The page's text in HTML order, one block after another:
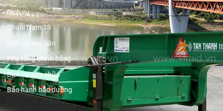
Dịch vụ
Chuỗi trạm 3S
Dịch vụ sau bán
Phụ tùng chính hãng
Dịch vụ sửa chữa
Bảo hành bảo dưỡng